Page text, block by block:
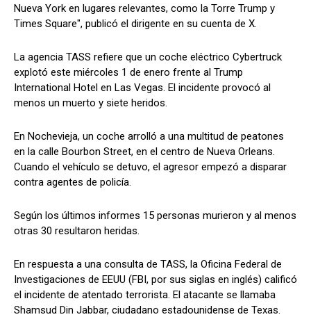
Nueva York en lugares relevantes, como la Torre Trump y
Times Square", publicó el dirigente en su cuenta de X.
La agencia TASS refiere que un coche eléctrico Cybertruck
explotó este miércoles 1 de enero frente al Trump
International Hotel en Las Vegas. El incidente provocó al
menos un muerto y siete heridos.
En Nochevieja, un coche arrolló a una multitud de peatones
en la calle Bourbon Street, en el centro de Nueva Orleans.
Cuando el vehículo se detuvo, el agresor empezó a disparar
contra agentes de policía.
Según los últimos informes 15 personas murieron y al menos
otras 30 resultaron heridas.
En respuesta a una consulta de TASS, la Oficina Federal de
Investigaciones de EEUU (FBI, por sus siglas en inglés) calificó
el incidente de atentado terrorista. El atacante se llamaba
Shamsud Din Jabbar, ciudadano estadounidense de Texas.